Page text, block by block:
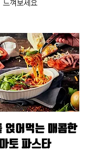
느껴보세요
얹어먹는 매콤한
토 파스타